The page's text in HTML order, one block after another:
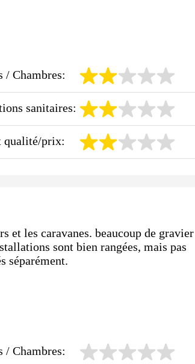
/ Chambres:
sanitaires:
qualité/prix:
et les caravanes. beaucoup de gravier
sont bien rangées, mais pas
séparément.
/ Chambres: